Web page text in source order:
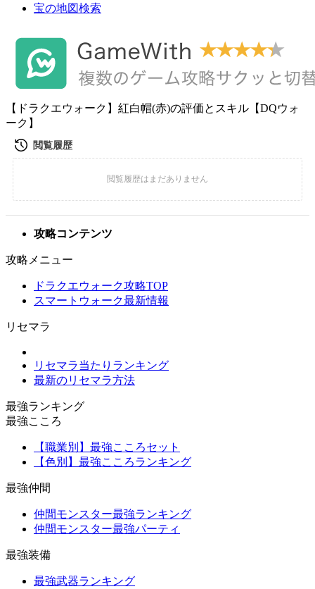
宝の地図検索
【ドラクエウォーク】紅白帽(赤)の評価とスキル【DQウォ
ーク】
攻略コンテンツ
攻略メニュー
ドラクエウォーク攻略TOP
スマートウォーク最新情報
リセマラ
リセマラ当たりランキング
最新のリセマラ方法
最強ランキング
最強こころ
【職業別】最強こころセット
【色別】最強こころランキング
最強仲間
仲間モンスター最強ランキング
仲間モンスター最強パーティ
最強装備
最強武器ランキング